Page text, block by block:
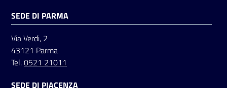
SEDE DI PARMA
Via Verdi, 2
43121 Parma
Tel.0521 21011
SEDE DI PIACENZA